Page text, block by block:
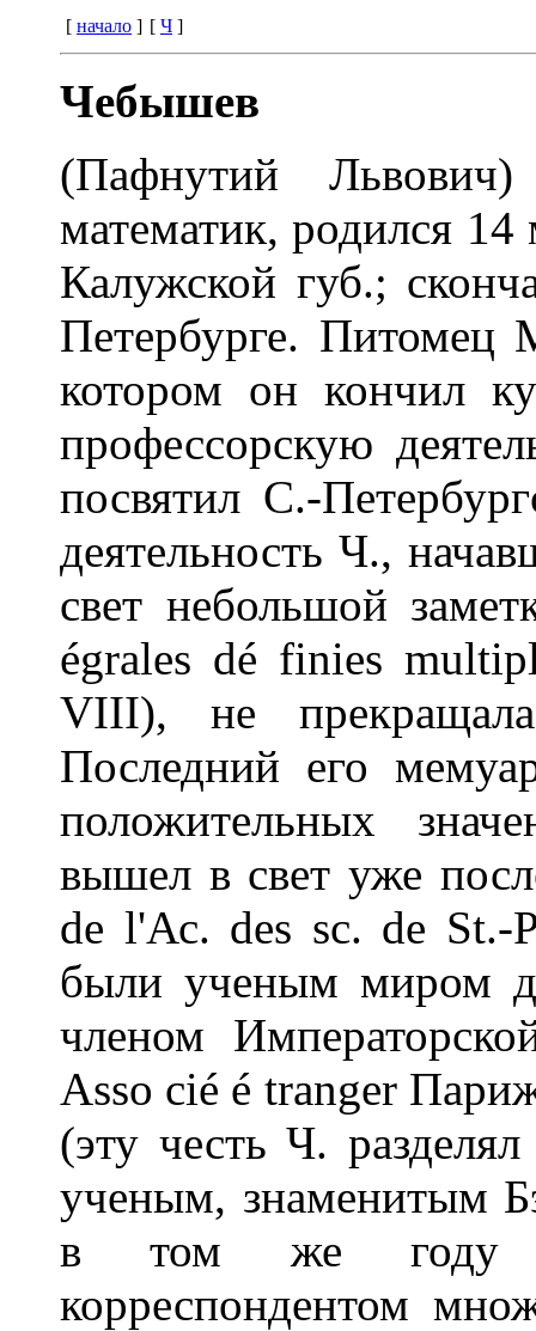
[ начало ] [ Ч ]
Чебышев
(Пафнутий
математик, родился 14
Калужской губ.;
Петербурге. Питомец
котором он кончил
профессорскую
посвятил С.-
деятельность Ч.,
свет небольшой
égrales dé finies
VIII), не
Последний его
положительных
вышел в свет уже
de l'Ас. des sc. de St.-
были ученым миром
членом
Asso cié é tranger
(эту честь Ч.
ученым, знаменитым
в том же году
корреспондентом